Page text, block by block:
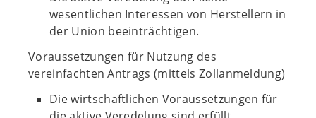
wesentlichen Interessen von Herstellern in
der Union beeinträchtigen.
Voraussetzungen für Nutzung des
vereinfachten Antrags (mittels Zollanmeldung)
Die wirtschaftlichen Voraussetzungen für